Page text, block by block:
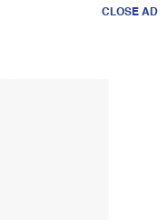
CLOSE AD